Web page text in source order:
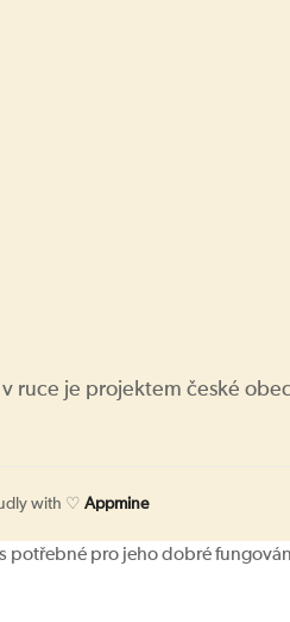
ruce je projektem české
with ♡ Appmine
potřebné pro jeho dobré